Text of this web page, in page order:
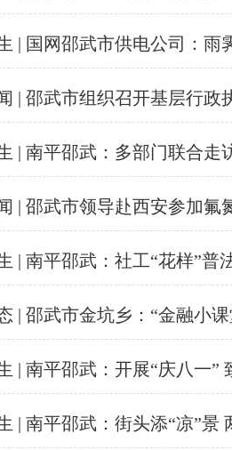
| 国网邵武市供电公司：
| 邵武市组织召开基层行
| 南平邵武：多部门联合走
| 邵武市领导赴西安参加
| 南平邵武：社工“花样”普
| 邵武市金坑乡：“金融小
| 南平邵武：开展“庆八一”
| 南平邵武：街头添“凉”景